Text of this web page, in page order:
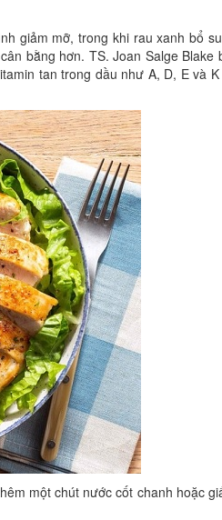
giảm mỡ, trong khi rau xanh bổ
bằng hơn. TS. Joan Salge Blake
tan trong dầu như A, D, E và
một chút nước cốt chanh hoặc